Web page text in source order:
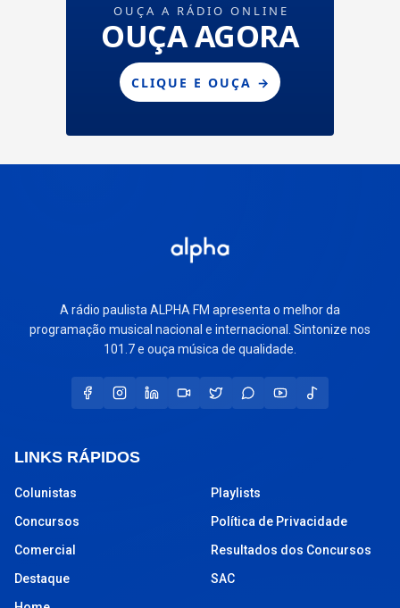
A rádio paulista ALPHA FM apresenta o melhor da
programação musical nacional e internacional. Sintonize nos
101.7 e ouça música de qualidade.
LINKS RÁPIDOS
Colunistas
Concursos
Comercial
Destaque
Playlists
Política de Privacidade
Resultados dos Concursos
SAC